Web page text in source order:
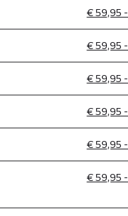
€ 59,95
€ 59,95
€ 59,95
€ 59,95
€ 59,95
€ 59,95